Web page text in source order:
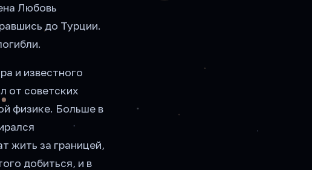
Любовь
до Турции.
и известного
от советских
физике. Больше в
жить за границей,
добиться, и в